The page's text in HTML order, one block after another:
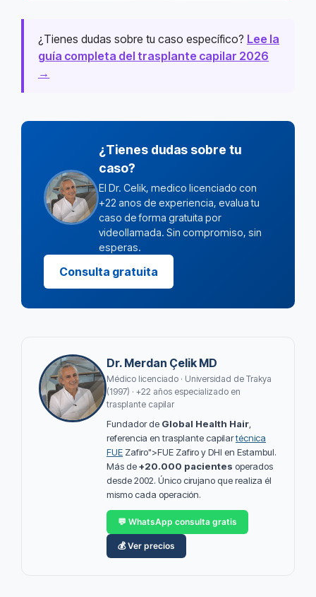
¿Tienes dudas sobre tu caso específico? Lee la
guía completa del trasplante capilar 2026
→
¿Tienes dudas sobre tu
caso?
El Dr. Celik, medico licenciado con
+22 anos de experiencia, evalua tu
caso de forma gratuita por
videollamada. Sin compromiso, sin
esperas.
Consulta gratuita
Dr. Merdan Çelik MD
Médico licenciado · Universidad de Trakya
(1997) · +22 años especializado en
trasplante capilar
Fundador de Global Health Hair
referencia en trasplante capilartécnica
FUE Zafiro">FUE Zafiro y DHI en Estambul.
Más de+20.000 pacientes operados
desde 2002. Único cirujano que realiza él
mismo cada operación.
💬 WhatsApp consulta gratis
💰 Ver precios